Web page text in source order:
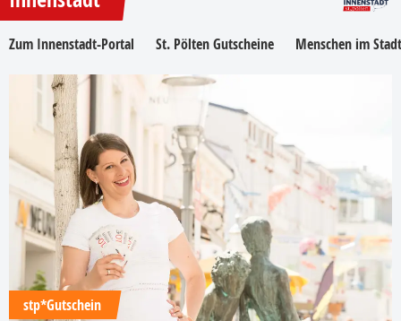
Zum Innenstadt-Portal St. Pölten Gutscheine Menschen im
stp*Gutschein